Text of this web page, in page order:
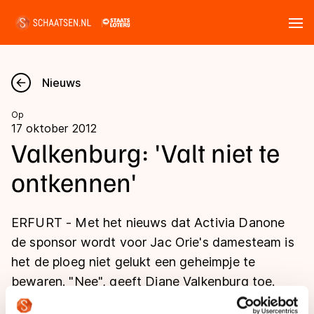
Nieuws
Kalender
Disciplines
Langebaan
Shorttrack
Inlineskaten
Uitslagen
Langebaan
Shorttrack
Marathon
Tijden & historie
Ranglijsten Langebaan
Nieuws
Op
17 oktober 2012
Valkenburg: 'Valt niet te
ontkennen'
ERFURT - Met het nieuws dat Activia Danone
de sponsor wordt voor Jac Orie's damesteam is
het de ploeg niet gelukt een geheimpje te
bewaren. "Nee", geeft Diane Valkenburg toe.
"Het valt niet meer te ontkennen."